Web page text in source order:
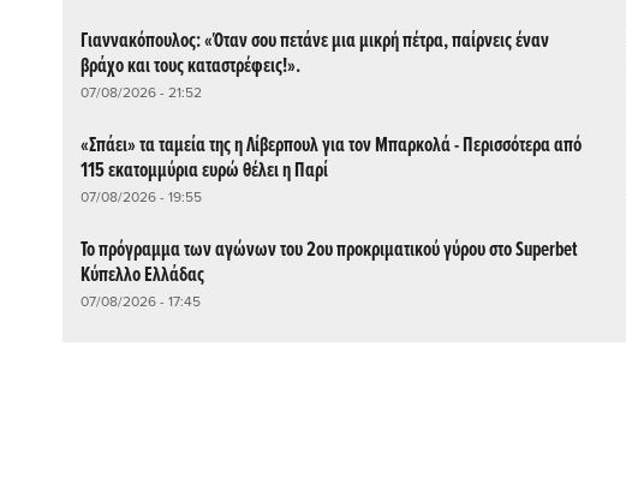
Γιαννακόπουλος: «Όταν σου πετάνε μια μικρή πέτρα, παίρνεις έναν
βράχο και τους καταστρέφεις!».
07/08/2026 - 21:52
«Σπάει» τα ταμεία της η Λίβερπουλ για τον Μπαρκολά - Περισσότερα από
115 εκατομμύρια ευρώ θέλει η Παρί
07/08/2026 - 19:55
Το πρόγραμμα των αγώνων του 2ου προκριματικού γύρου στο Superbet
Κύπελλο Ελλάδας
07/08/2026 - 17:45